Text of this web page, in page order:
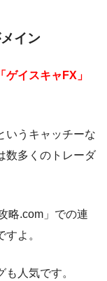
イン
「ゲイスキャFX」
いうキャッチーな
数多くのトレーダ
略.com」での連
よ。
人気です。